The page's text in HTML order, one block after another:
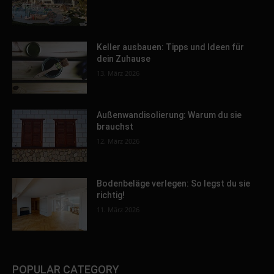
Keller ausbauen: Tipps und Ideen für
dein Zuhause
13. März 2026
Außenwandisolierung: Warum du sie
brauchst
12. März 2026
Bodenbeläge verlegen: So legst du sie
richtig!
11. März 2026
POPULAR CATEGORY